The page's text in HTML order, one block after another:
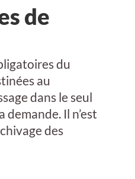
de
du
au
dans le seul
Il n’est
des